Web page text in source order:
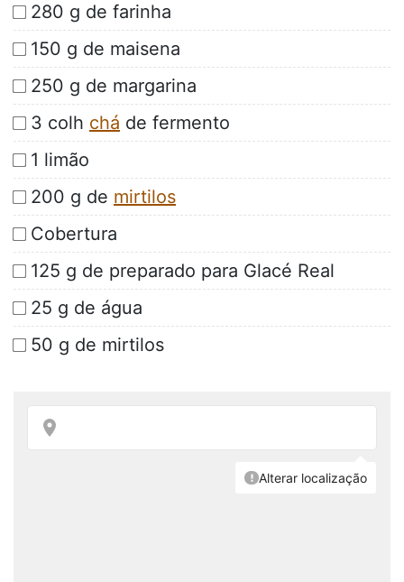
280 g de farinha
150 g de maisena
250 g de margarina
3 colh chá de fermento
1 limão
200 g de mirtilos
Cobertura
125 g de preparado para Glacé Real
25 g de água
50 g de mirtilos